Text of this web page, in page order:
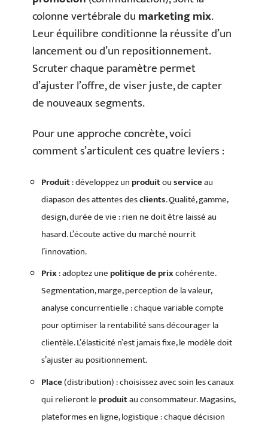
colonne vertébrale dumarketing mix.
Leur équilibre conditionne la réussite d’un
lancement ou d’un repositionnement.
Scruter chaque paramètre permet
d’ajuster l’offre, de viser juste, de capter
de nouveaux segments.
Pour une approche concrète, voici
comment s’articulent ces quatre leviers :
Produit: développez unproduitouserviceau
diapason des attentes desclients. Qualité, gamme,
design, durée de vie : rien ne doit être laissé au
hasard. L’écoute active du marché nourrit
l’innovation.
Prix: adoptez unepolitique de prixcohérente.
Segmentation, marge, perception de la valeur,
analyse concurrentielle : chaque variable compte
pour optimiser la rentabilité sans décourager la
clientèle. L’élasticité n’est jamais fixe, le modèle doit
s’ajuster au positionnement.
Place(distribution) : choisissez avec soin les canaux
qui relieront leproduitau consommateur. Magasins,
plateformes en ligne, logistique : chaque décision